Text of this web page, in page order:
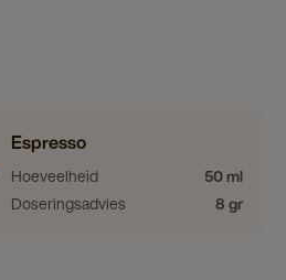
Espresso
Hoeveelheid
50 ml
Doseringsadvies
8 gr